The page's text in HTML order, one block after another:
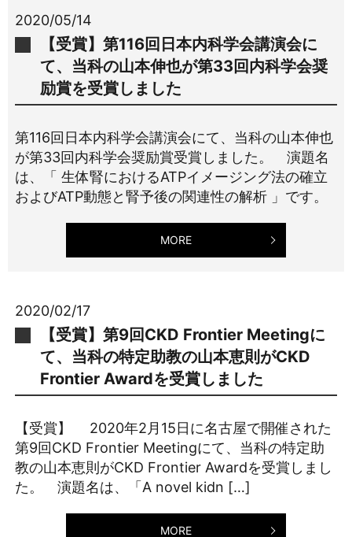
2020/05/14
【受賞】第116回日本内科学会講演会に
て、当科の山本伸也が第33回内科学会奨
励賞を受賞しました
第116回日本内科学会講演会にて、当科の山本伸也
が第33回内科学会奨励賞受賞しました。 演題名
は、「 生体腎におけるATPイメージング法の確立
およびATP動態と腎予後の関連性の解析 」です。
MORE
2020/02/17
【受賞】第9回CKD Frontier Meetingに
て、当科の特定助教の山本恵則がCKD
Frontier Awardを受賞しました
【受賞】 2020年2月15日に名古屋で開催された
第9回CKD Frontier Meetingにて、当科の特定助
教の山本恵則がCKD Frontier Awardを受賞しまし
た。 演題名は、「A novel kidn […]
MORE